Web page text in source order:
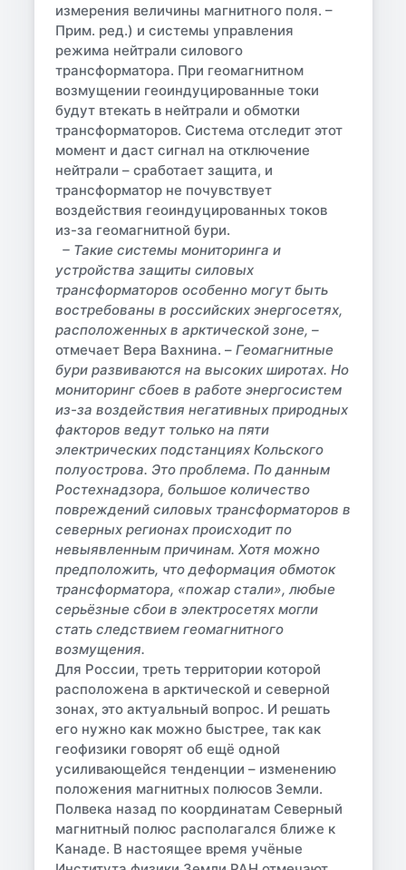
измерения величины магнитного поля. –
Прим. ред.) и системы управления
режима нейтрали силового
трансформатора. При геомагнитном
возмущении геоиндуцированные токи
будут втекать в нейтрали и обмотки
трансформаторов. Система отследит этот
момент и даст сигнал на отключение
нейтрали – сработает защита, и
трансформатор не почувствует
воздействия геоиндуцированных токов
из-за геомагнитной бури.
– Такие системы мониторинга и
устройства защиты силовых
трансформаторов особенно могут быть
востребованы в российских энергосетях,
расположенных в арктической зоне, –
отмечает Вера Вахнина. – Геомагнитные
бури развиваются на высоких широтах. Но
мониторинг сбоев в работе энергосистем
из-за воздействия негативных природных
факторов ведут только на пяти
электрических подстанциях Кольского
полуострова. Это проблема. По данным
Ростехнадзора, большое количество
повреждений силовых трансформаторов в
северных регионах происходит по
невыявленным причинам. Хотя можно
предположить, что деформация обмоток
трансформатора, «пожар стали», любые
серьёзные сбои в электросетях могли
стать следствием геомагнитного
возмущения.
Для России, треть территории которой
расположена в арктической и северной
зонах, это актуальный вопрос. И решать
его нужно как можно быстрее, так как
геофизики говорят об ещё одной
усиливающейся тенденции – изменению
положения магнитных полюсов Земли.
Полвека назад по координатам Северный
магнитный полюс располагался ближе к
Канаде. В настоящее время учёные